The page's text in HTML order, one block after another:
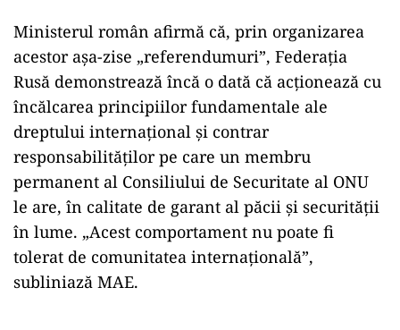
Ministerul român afirmă că, prin organizarea
acestor aşa-zise „referendumuri”, Federaţia
Rusă demonstrează încă o dată că acţionează cu
încălcarea principiilor fundamentale ale
dreptului internaţional şi contrar
responsabilităţilor pe care un membru
permanent al Consiliului de Securitate al ONU
le are, în calitate de garant al păcii şi securităţii
în lume. „Acest comportament nu poate fi
tolerat de comunitatea internaţională”,
subliniază MAE.